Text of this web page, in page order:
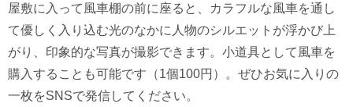
屋敷に入って風車棚の前に座ると、カラフルな風車を通し
て優しく入り込む光のなかに人物のシルエットが浮かび上
がり、印象的な写真が撮影できます。小道具として風車を
購入することも可能です（1個100円）。ぜひお気に入りの
一枚をSNSで発信してください。